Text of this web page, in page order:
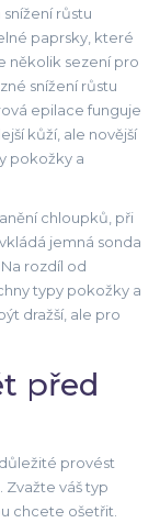
růstu
paprsky, které
několik sezení pro
snížení růstu
epilace funguje
kůží, ale novější
pokožky a
chloupků, při
jemná sonda
rozdíl od
typy pokožky a
dražší, ale pro
před
provést
váš typ
chcete ošetřit.